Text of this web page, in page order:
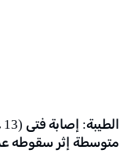
متوسطة إثر سقوطه